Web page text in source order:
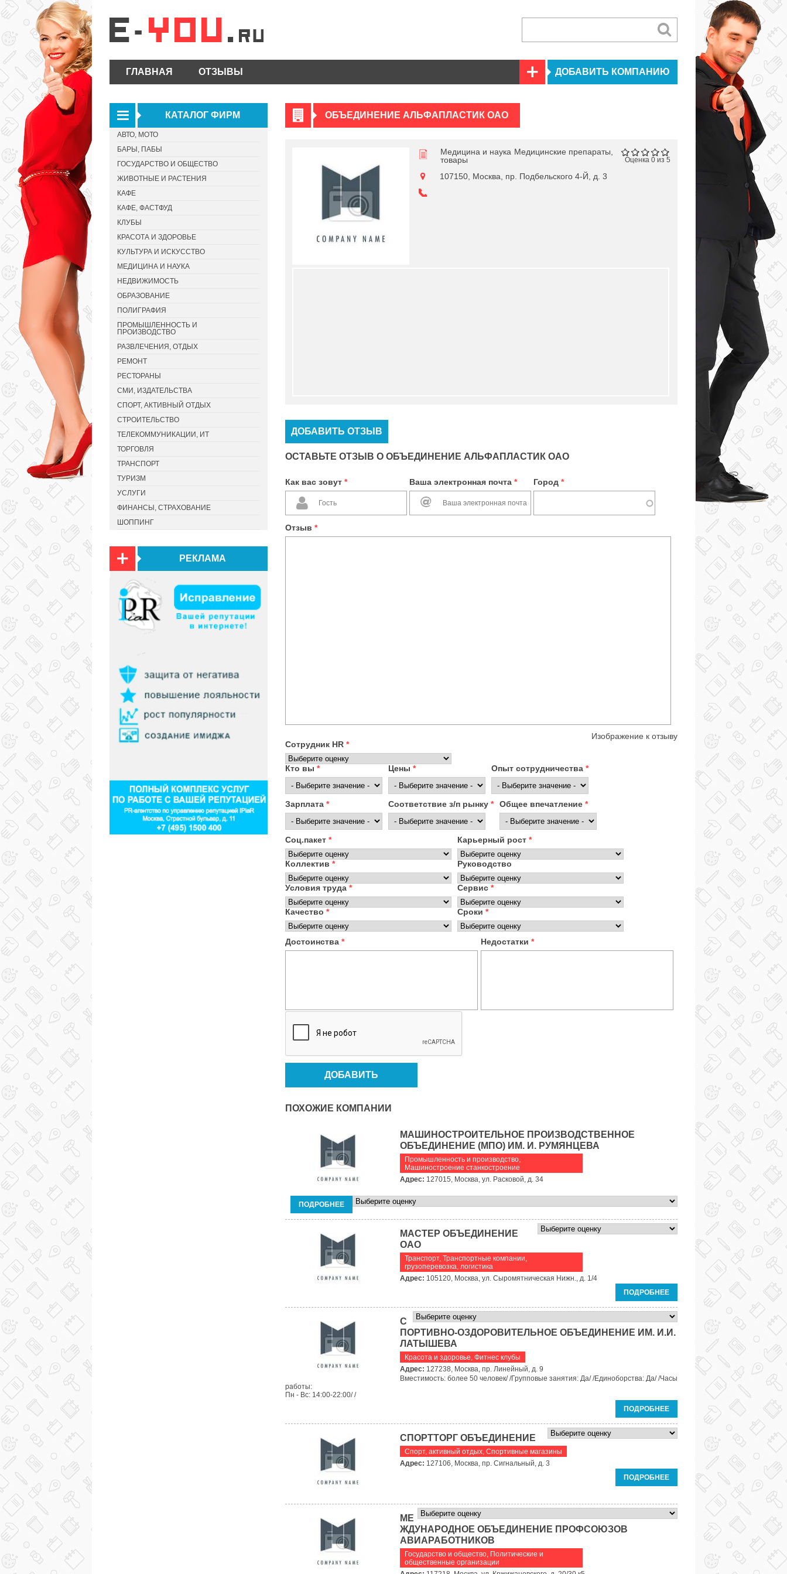
ГЛАВНАЯ ОТЗЫВЫ ДОБАВИТЬ КОМПАНИЮ
ОБЪЕДИНЕНИЕ АЛЬФАПЛАСТИК ОАО
Оценка 0 из 5
Медицина и наука Медицинские препараты,
товары
107150, Москва, пр. Подбельского 4-Й, д. 3
ДОБАВИТЬ ОТЗЫВ
ОСТАВЬТЕ ОТЗЫВ О ОБЪЕДИНЕНИЕ АЛЬФАПЛАСТИК ОАО
Как вас зовут * Ваша электронная почта * Город *
Отзыв *
Изображение к отзыву
Сотрудник HR *
Кто вы * Цены * Опыт сотрудничества *
Зарплата * Соответствие з/п рынку * Общее впечатление *
Соц.пакет * Карьерный рост *
Коллектив * Руководство
Условия труда * Сервис *
Качество * Сроки *
Достоинства * Недостатки *
ПОХОЖИЕ КОМПАНИИ
МАШИНОСТРОИТЕЛЬНОЕ ПРОИЗВОДСТВЕННОЕ
ОБЪЕДИНЕНИЕ (МПО) ИМ. И. РУМЯНЦЕВА
Промышленность и производство,
Машиностроение станкостроение
Адрес: 127015, Москва, ул. Расковой, д. 34
ПОДРОБНЕЕ
МАСТЕР ОБЪЕДИНЕНИЕ
ОАО
Транспорт, Транспортные компании,
грузоперевозка, логистика
Адрес: 105120, Москва, ул. Сыромятническая Нижн., д. 1/4
ПОДРОБНЕЕ
С
ПОРТИВНО-ОЗДОРОВИТЕЛЬНОЕ ОБЪЕДИНЕНИЕ ИМ. И.И.
ЛАТЫШЕВА
Красота и здоровье, Фитнес клубы
Адрес: 127238, Москва, пр. Линейный, д. 9
Вместимость: более 50 человек/ /Групповые занятия: Да/ /Единоборства: Да/ /Часы
работы:
Пн - Вс: 14:00-22:00/ /
ПОДРОБНЕЕ
СПОРТТОРГ ОБЪЕДИНЕНИЕ
Спорт, активный отдых, Спортивные магазины
Адрес: 127106, Москва, пр. Сигнальный, д. 3
ПОДРОБНЕЕ
МЕ
ЖДУНАРОДНОЕ ОБЪЕДИНЕНИЕ ПРОФСОЮЗОВ
АВИАРАБОТНИКОВ
Государство и общество, Политические и
общественные организации
КАТАЛОГ ФИРМ
АВТО, МОТО
БАРЫ, ПАБЫ
ГОСУДАРСТВО И ОБЩЕСТВО
ЖИВОТНЫЕ И РАСТЕНИЯ
КАФЕ
КАФЕ, ФАСТФУД
КЛУБЫ
КРАСОТА И ЗДОРОВЬЕ
КУЛЬТУРА И ИСКУССТВО
МЕДИЦИНА И НАУКА
НЕДВИЖИМОСТЬ
ОБРАЗОВАНИЕ
ПОЛИГРАФИЯ
ПРОМЫШЛЕННОСТЬ И
ПРОИЗВОДСТВО
РАЗВЛЕЧЕНИЯ, ОТДЫХ
РЕМОНТ
РЕСТОРАНЫ
СМИ, ИЗДАТЕЛЬСТВА
СПОРТ, АКТИВНЫЙ ОТДЫХ
СТРОИТЕЛЬСТВО
ТЕЛЕКОММУНИКАЦИИ, ИТ
ТОРГОВЛЯ
ТРАНСПОРТ
ТУРИЗМ
УСЛУГИ
ФИНАНСЫ, СТРАХОВАНИЕ
ШОППИНГ
РЕКЛАМА